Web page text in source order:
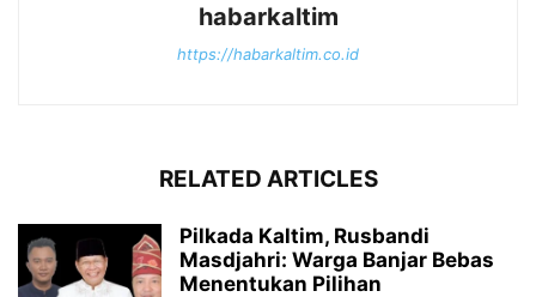
habarkaltim
https://habarkaltim.co.id
RELATED ARTICLES
Pilkada Kaltim, Rusbandi
Masdjahri: Warga Banjar Bebas
Menentukan Pilihan